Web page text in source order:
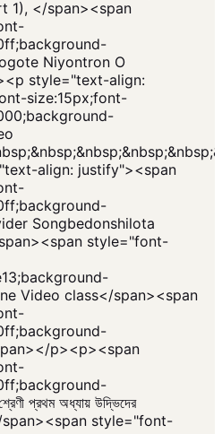
1), </span><span
Niyontron O
style="text-align:
size:15px;font-
align: justify"><span
Songbedonshilota
style="font-
Video class</span><span
p><p><span
প্রথম অধ্যায় উদ্ভিদের
span><span style="font-